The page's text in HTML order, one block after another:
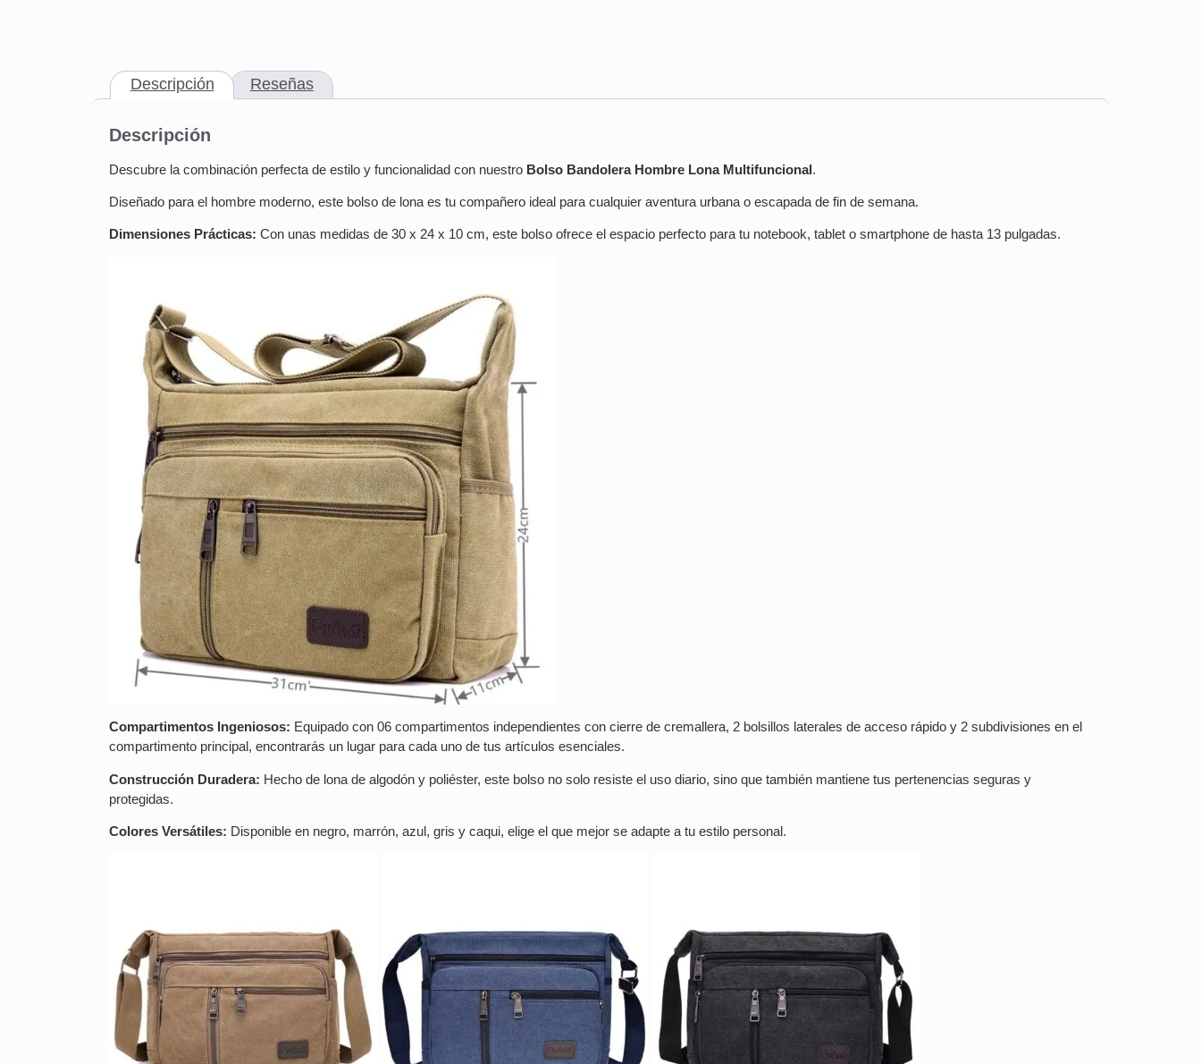
Descripción Reseñas
Descripción
Descubre la combinación perfecta de estilo y funcionalidad con nuestro Bolso Bandolera Hombre Lona Multifuncional.
Diseñado para el hombre moderno, este bolso de lona es tu compañero ideal para cualquier aventura urbana o escapada de fin de semana.
Dimensiones Prácticas: Con unas medidas de 30 x 24 x 10 cm, este bolso ofrece el espacio perfecto para tu notebook, tablet o smartphone de hasta 13 pulgadas.
Compartimentos Ingeniosos: Equipado con 06 compartimentos independientes con cierre de cremallera, 2 bolsillos laterales de acceso rápido y 2 subdivisiones en el
compartimento principal, encontrarás un lugar para cada uno de tus artículos esenciales.
Construcción Duradera: Hecho de lona de algodón y poliéster, este bolso no solo resiste el uso diario, sino que también mantiene tus pertenencias seguras y
protegidas.
Colores Versátiles: Disponible en negro, marrón, azul, gris y caqui, elige el que mejor se adapte a tu estilo personal.